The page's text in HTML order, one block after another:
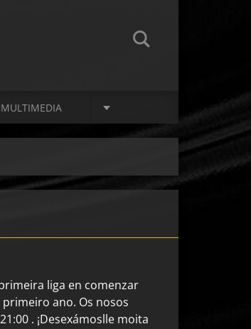
MULTIMEDIA
liga en comenzar
ano. Os nosos
. ¡Desexámoslle moita